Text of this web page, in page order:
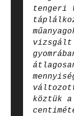
tengeri
köztük